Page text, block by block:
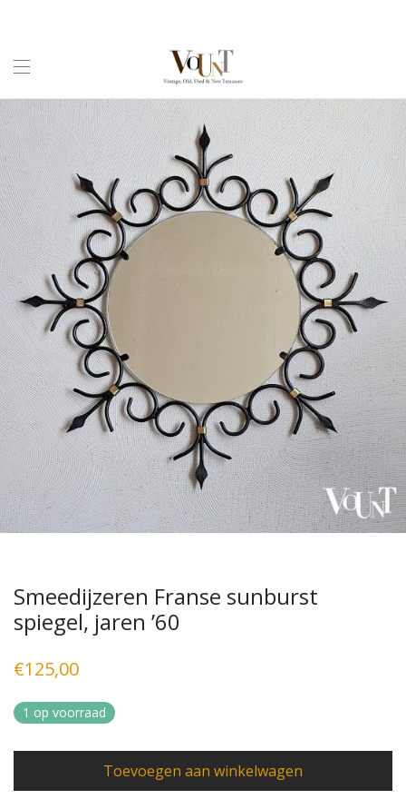
Smeedijzeren Franse sunburst
spiegel, jaren ’60
€125,00
1 op voorraad
Toevoegen aan winkelwagen